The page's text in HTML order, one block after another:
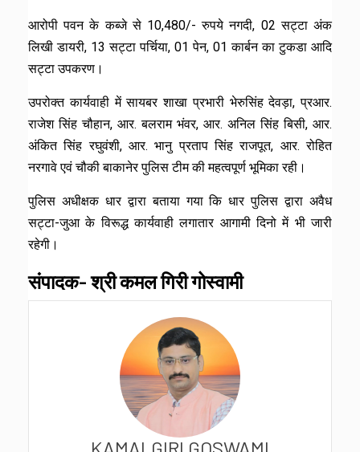
आरोपी पवन के कब्जे से 10,480/- रुपये नगदी, 02 सट्टा अंक
लिखी डायरी, 13 सट्टा पर्चिया, 01 पेन, 01 कार्बन का टुकडा आदि
सट्टा उपकरण।
उपरोक्त कार्यवाही में सायबर शाखा प्रभारी भेरुसिंह देवड़ा, प्रआर.
राजेश सिंह चौहान, आर. बलराम भंवर, आर. अनिल सिंह बिसी, आर.
अंकित सिंह रघुवंशी, आर. भानु प्रताप सिंह राजपूत, आर. रोहित
नरगावे एवं चौकी बाकानेर पुलिस टीम की महत्वपूर्ण भूमिका रही।
पुलिस अधीक्षक धार द्वारा बताया गया कि धार पुलिस द्वारा अवैध
सट्टा-जुआ के विरूद्ध कार्यवाही लगातार आगामी दिनो में भी जारी
रहेगी।
संपादक- श्री कमल गिरी गोस्वामी